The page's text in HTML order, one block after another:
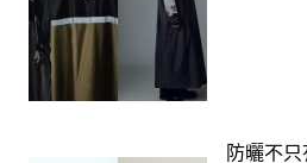
防曬不